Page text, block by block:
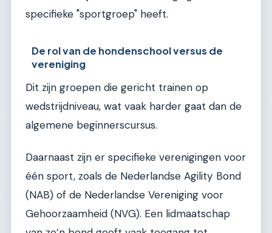
specifieke "sportgroep" heeft.
De rol van de hondenschool versus de
vereniging
Dit zijn groepen die gericht trainen op
wedstrijdniveau, wat vaak harder gaat dan de
algemene beginnerscursus.
Daarnaast zijn er specifieke verenigingen voor
één sport, zoals de Nederlandse Agility Bond
(NAB) of de Nederlandse Vereniging voor
Gehoorzaamheid (NVG). Een lidmaatschap